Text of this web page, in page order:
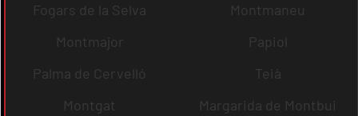
Fogars de la Selva
Montmaneu
Montmajor
Papiol
Palma de Cervelló
Teià
Montgat
Margarida de Montbui